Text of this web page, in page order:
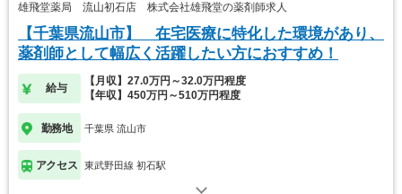
雄飛堂薬局 流山初石店 株式会社雄飛堂の薬剤師求人
【千葉県流山市】 在宅医療に特化した環境があり、
薬剤師として幅広く活躍したい方におすすめ！
給与
【月収】27.0万円～32.0万円程度
【年収】450万円～510万円程度
勤務地 千葉県 流山市
アクセス 東武野田線 初石駅